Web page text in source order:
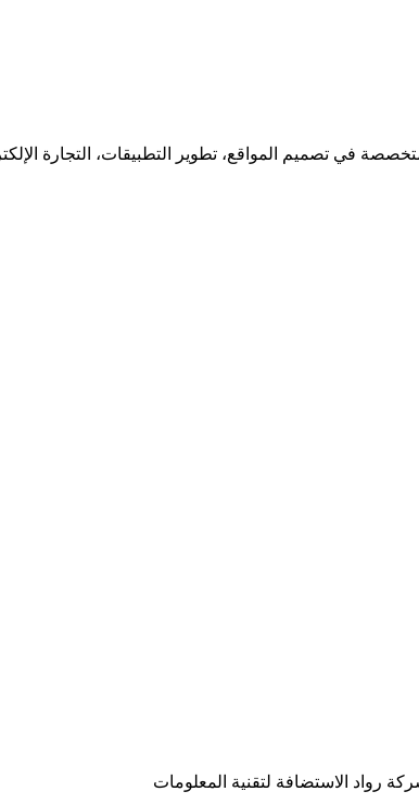
في تصميم المواقع، تطوير التطبيقات، التجارة
رواد الاستضافة لتقنية المعلومات